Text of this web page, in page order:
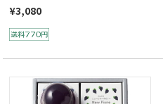
¥3,080